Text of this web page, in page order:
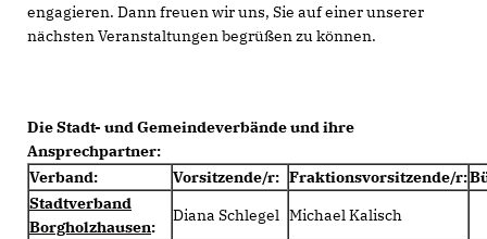
engagieren. Dann freuen wir uns, Sie auf einer unserer
nächsten Veranstaltungen begrüßen zu können.
Die Stadt- und Gemeindeverbände und ihre
Ansprechpartner:
Verband:
Vorsitzende/r: Fraktionsvorsitzende/r:
Stadtverband
Borgholzhausen:
Diana Schlegel Michael Kalisch